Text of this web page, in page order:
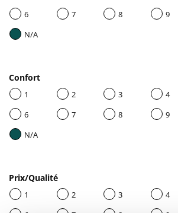
6
7 8 9
N/A
Confort
1 2 3 4
6
7 8 9
N/A
Prix/Qualité
1 2 3 4